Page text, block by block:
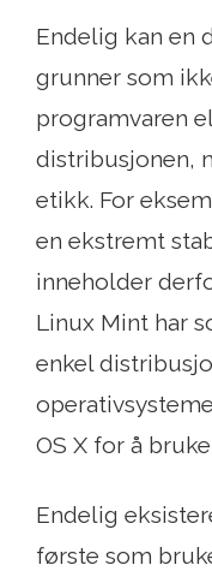
Endelig kan en
grunner som
programvaren
distribusjonen,
etikk. For
en ekstremt
inneholder
Linux Mint har
enkel
OS X for å
Endelig
første som